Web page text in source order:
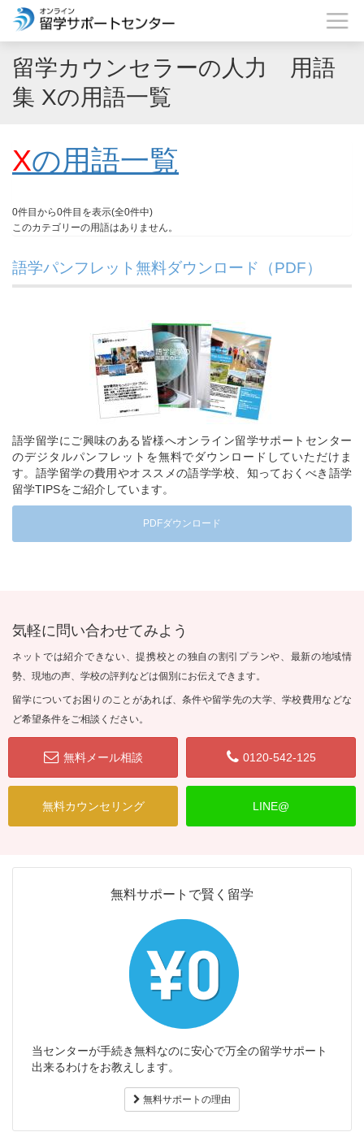
留学カウンセラーの人力 用語
集 Xの用語一覧
Xの用語一覧
0件目から0件目を表示(全0件中)
このカテゴリーの用語はありません。
語学パンフレット無料ダウンロード（PDF）
語学留学にご興味のある皆様へオンライン留学サポートセンター
のデジタルパンフレットを無料でダウンロードしていただけま
す。語学留学の費用やオススメの語学学校、知っておくべき語学
留学TIPSをご紹介しています。
PDFダウンロード
気軽に問い合わせてみよう
ネットでは紹介できない、提携校との独自の割引プランや、最新の地域情
勢、現地の声、学校の評判などは個別にお伝えできます。
留学についてお困りのことがあれば、条件や留学先の大学、学校費用などな
ど希望条件をご相談ください。
無料メール相談 0120-542-125
無料カウンセリング LINE@
無料サポートで賢く留学
当センターが手続き無料なのに安心で万全の留学サポート
出来るわけをお教えします。
無料サポートの理由